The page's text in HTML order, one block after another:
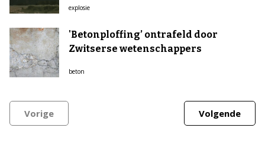
explosie
'Betonploffing’ ontrafeld door
Zwitserse wetenschappers
beton
Vorige Volgende